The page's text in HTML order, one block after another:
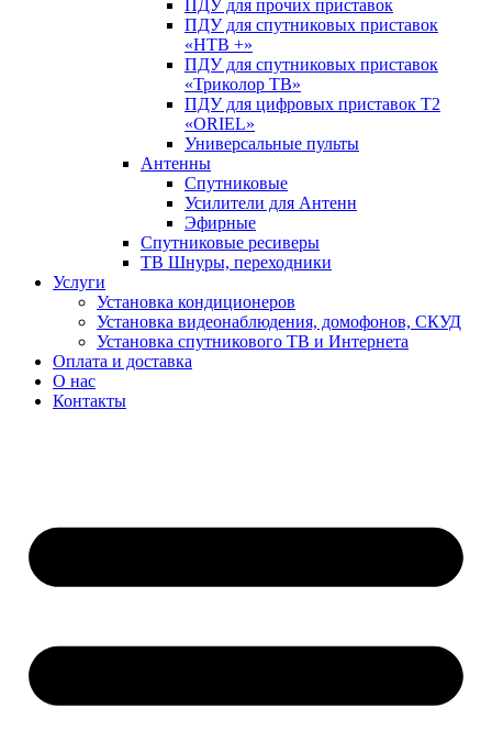
ПДУ для прочих приставок
ПДУ для спутниковых приставок
«НТВ +»
ПДУ для спутниковых приставок
«Триколор ТВ»
ПДУ для цифровых приставок Т2
«ORIEL»
Универсальные пульты
Антенны
Спутниковые
Усилители для Антенн
Эфирные
Спутниковые ресиверы
ТВ Шнуры, переходники
Услуги
Установка кондиционеров
Установка видеонаблюдения, домофонов, СКУД
Установка спутникового ТВ и Интернета
Оплата и доставка
О нас
Контакты